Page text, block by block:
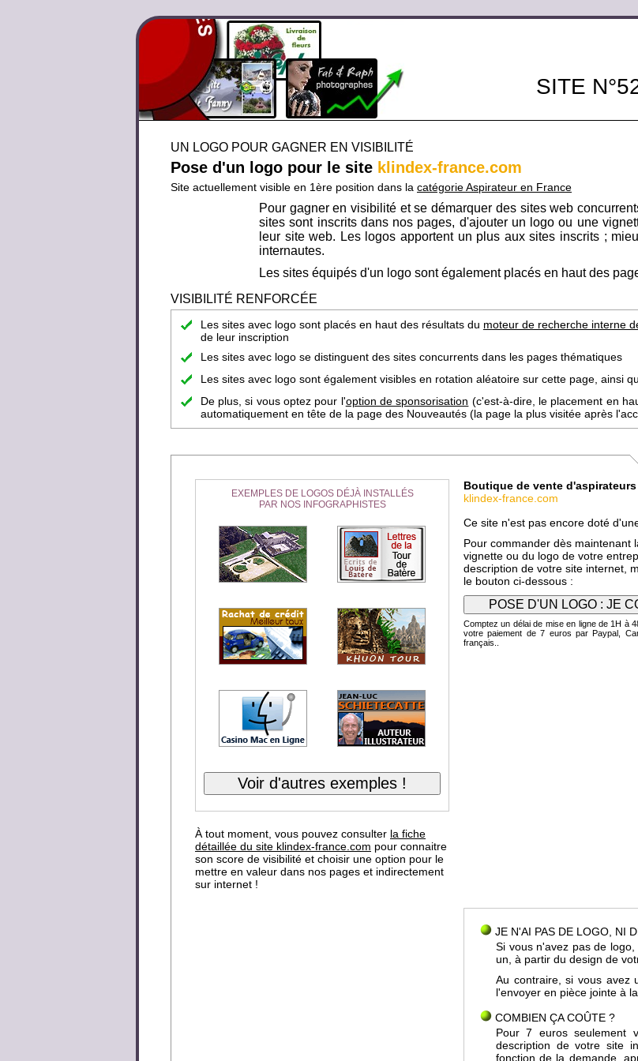
SITE
UN LOGO POUR GAGNER EN VISIBILITÉ
Pose d'un logo pour le site klindex-france.com
Site actuellement visible en 1ère position dans la catégorie Aspirateur en France
Pour gagner en visibilité et se démarquer des sites web
sites sont inscrits dans nos pages, d'ajouter un logo ou une
leur site web. Les logos apportent un plus aux sites inscrits ;
internautes.
Les sites équipés d'un logo sont également placés en haut des
VISIBILITÉ RENFORCÉE
Les sites avec logo sont placés en haut des résultats du moteur de recherche interne
de leur inscription
Les sites avec logo se distinguent des sites concurrents dans les pages thématiques
Les sites avec logo sont également visibles en rotation aléatoire sur cette page, ainsi
De plus, si vous optez pour l'option de sponsorisation (c'est-à-dire, le placement en
automatiquement en tête de la page des Nouveautés (la page la plus visitée après
EXEMPLES DE LOGOS DÉJÀ INSTALLÉS
PAR NOS INFOGRAPHISTES
À tout moment, vous pouvez consulter la fiche
détaillée du site klindex-france.com pour connaitre
son score de visibilité et choisir une option pour le
mettre en valeur dans nos pages et indirectement
sur internet !
Boutique de vente d'aspirateurs
klindex-france.com
Ce site n'est pas encore doté
Pour commander dès maintenant
vignette ou du logo de votre
description de votre site internet,
le bouton ci-dessous :
Comptez un délai de mise en ligne de 1H à
votre paiement de 7 euros par Paypal,
français..
JE N'AI PAS DE LOGO, NI
Si vous n'avez pas de
un, à partir du design de
Au contraire, si vous avez
l'envoyer en pièce jointe à
COMBIEN ÇA COÛTE ?
Pour 7 euros seulement
description de votre site
fonction de la demande,